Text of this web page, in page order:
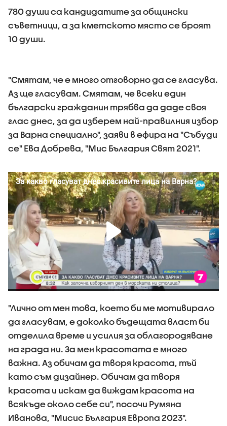
780 души са кандидатите за общински
съветници, а за кметското място се броят
10 души.
"Смятам, че е много отговорно да се гласува.
Аз ще гласувам. Смятам, че всеки един
български гражданин трябва да даде своя
глас днес, за да изберем най-правилния избор
за Варна специално", заяви в ефира на "Събуди
се" Ева Добрева, "Мис България Свят 2021".
"Лично от мен това, което би ме мотивирало
да гласувам, е доколко бъдещата власт би
отделила време и усилия за облагородяване
на града ни. За мен красотата е много
важна. Аз обичам да творя красота, тъй
като съм дизайнер. Обичам да творя
красота и искам да виждам красота на
всякъде около себе си", посочи Румяна
Иванова, "Мисис България Европа 2023".